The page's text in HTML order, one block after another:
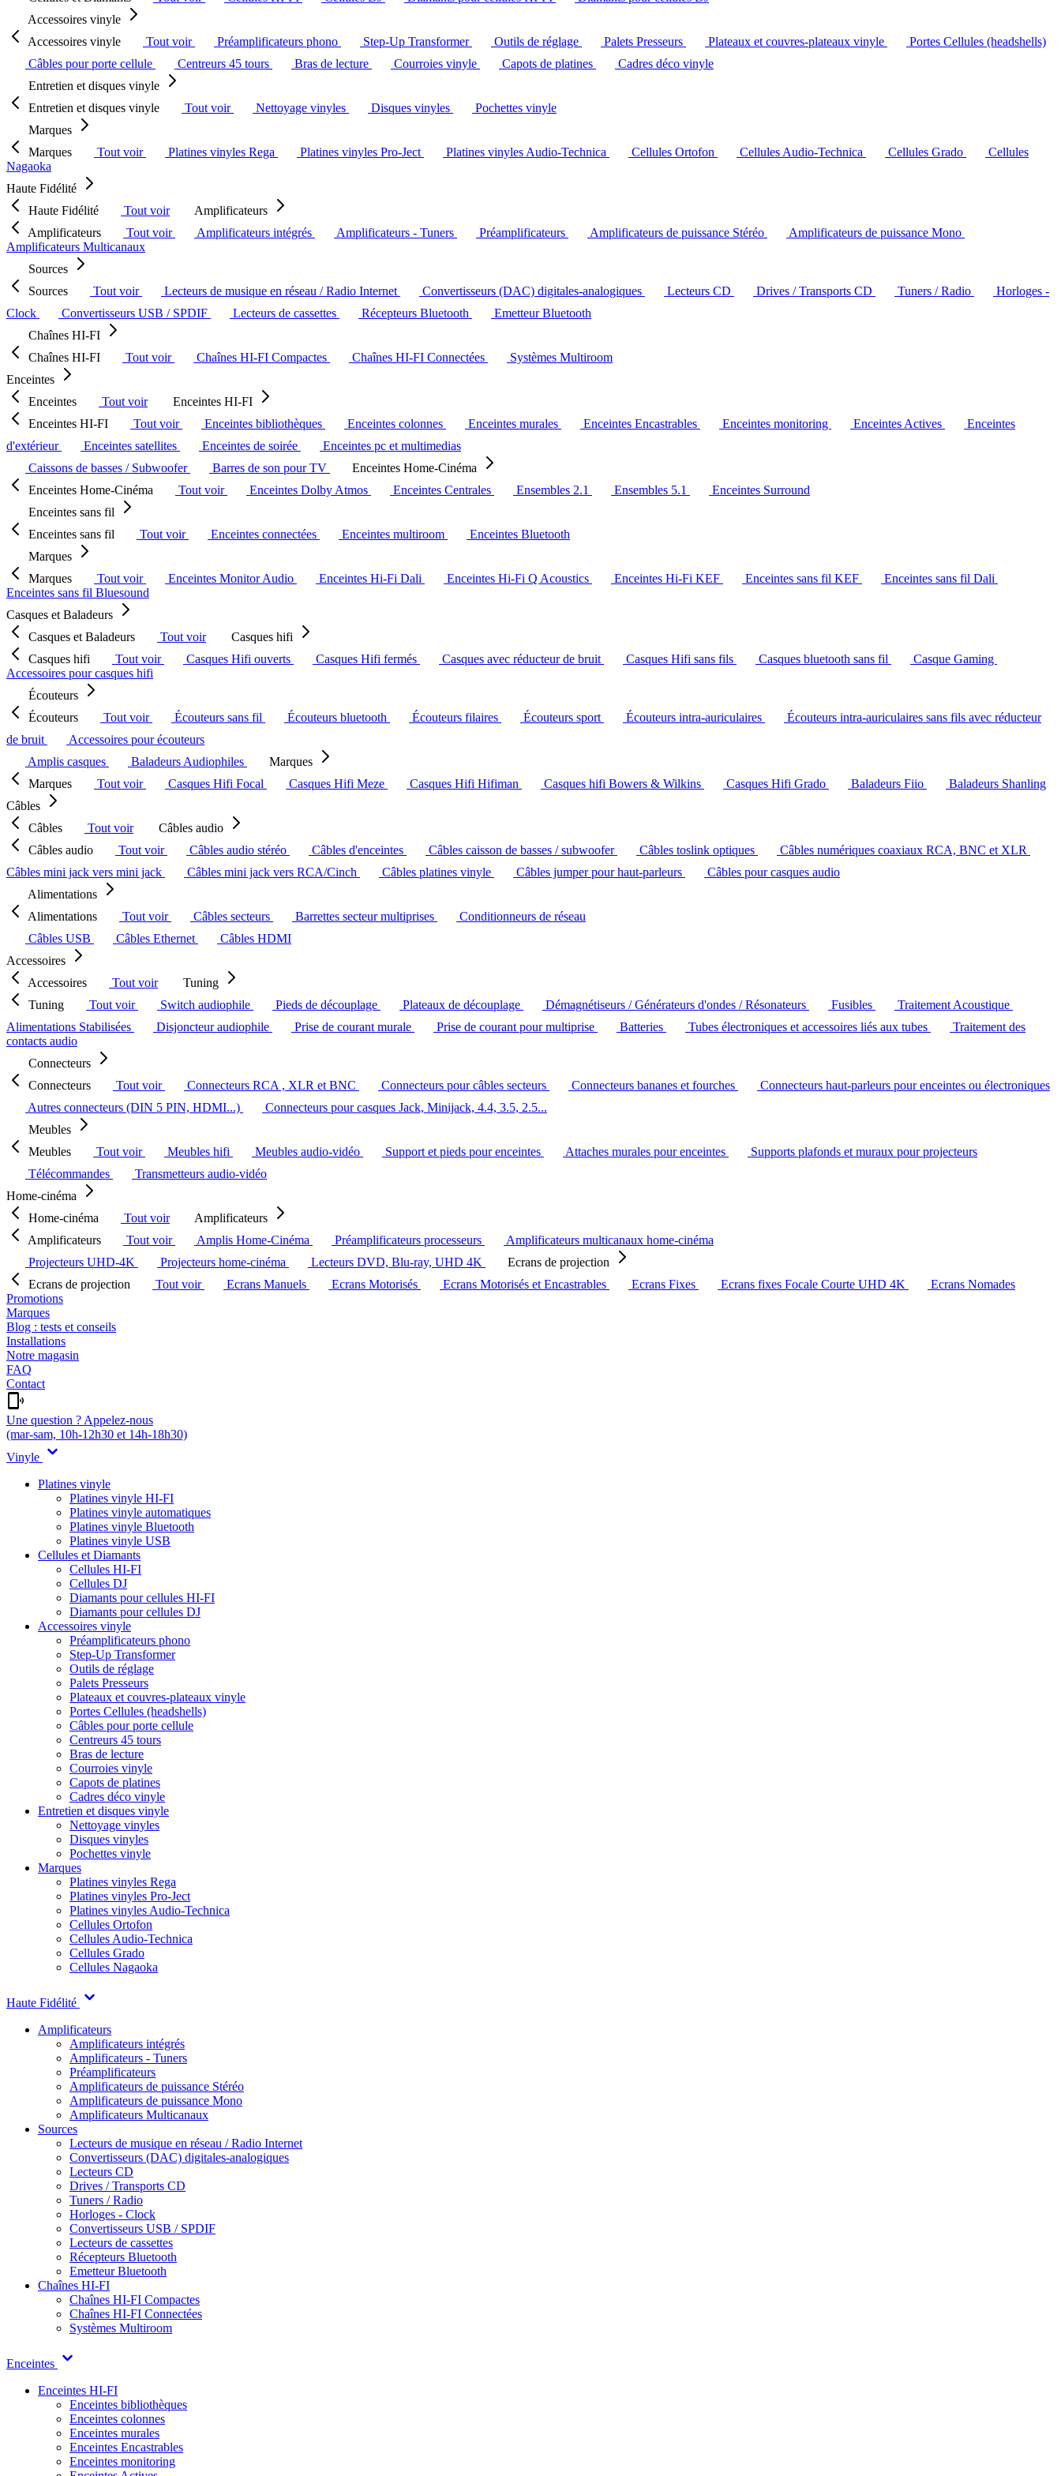
Accessoires vinyle
Accessoires vinyle
Tout voir Préamplificateurs phono Step-Up Transformer Outils de réglage Palets Presseurs Plateaux et couvres-plateaux vinyle
Portes Cellules (headshells)
Câbles pour porte cellule
Centreurs 45 tours Bras de lecture Courroies vinyle Capots de platines
Cadres déco vinyle
Entretien et disques vinyle
Entretien et disques vinyle
Tout voir Nettoyage vinyles Disques vinyles
Pochettes vinyle
Marques
Marques
Tout voir Platines vinyles Rega Platines vinyles Pro-Ject Platines vinyles Audio-Technica Cellules Ortofon Cellules Audio-Technica Cellules Grado
Cellules
Nagaoka
Haute Fidélité
Haute Fidélité
Tout voir
Amplificateurs
Amplificateurs
Tout voir Amplificateurs intégrés Amplificateurs - Tuners Préamplificateurs Amplificateurs de puissance Stéréo
Amplificateurs de puissance Mono
Amplificateurs Multicanaux
Sources
Sources
Tout voir Lecteurs de musique en réseau / Radio Internet Convertisseurs (DAC) digitales-analogiques Lecteurs CD Drives / Transports CD Tuners / Radio
Horloges -
Clock
Convertisseurs USB / SPDIF Lecteurs de cassettes Récepteurs Bluetooth
Emetteur Bluetooth
Chaînes HI-FI
Chaînes HI-FI
Tout voir Chaînes HI-FI Compactes Chaînes HI-FI Connectées
Systèmes Multiroom
Enceintes
Enceintes
Tout voir
Enceintes HI-FI
Enceintes HI-FI
Tout voir Enceintes bibliothèques Enceintes colonnes Enceintes murales Enceintes Encastrables Enceintes monitoring Enceintes Actives
Enceintes
d'extérieur
Enceintes satellites Enceintes de soirée
Enceintes pc et multimedias
Caissons de basses / Subwoofer
Barres de son pour TV
Enceintes Home-Cinéma
Enceintes Home-Cinéma
Tout voir Enceintes Dolby Atmos Enceintes Centrales Ensembles 2.1 Ensembles 5.1
Enceintes Surround
Enceintes sans fil
Enceintes sans fil
Tout voir Enceintes connectées Enceintes multiroom
Enceintes Bluetooth
Marques
Marques
Tout voir Enceintes Monitor Audio Enceintes Hi-Fi Dali Enceintes Hi-Fi Q Acoustics Enceintes Hi-Fi KEF Enceintes sans fil KEF
Enceintes sans fil Dali
Enceintes sans fil Bluesound
Casques et Baladeurs
Casques et Baladeurs
Tout voir
Casques hifi
Casques hifi
Tout voir Casques Hifi ouverts Casques Hifi fermés Casques avec réducteur de bruit Casques Hifi sans fils Casques bluetooth sans fil
Casque Gaming
Accessoires pour casques hifi
Écouteurs
Écouteurs
Tout voir Écouteurs sans fil Écouteurs bluetooth Écouteurs filaires Écouteurs sport Écouteurs intra-auriculaires
Écouteurs intra-auriculaires sans fils avec réducteur
de bruit
Accessoires pour écouteurs
Amplis casques
Baladeurs Audiophiles
Marques
Marques
Tout voir Casques Hifi Focal Casques Hifi Meze Casques Hifi Hifiman Casques hifi Bowers & Wilkins Casques Hifi Grado Baladeurs Fiio
Baladeurs Shanling
Câbles
Câbles
Tout voir
Câbles audio
Câbles audio
Tout voir Câbles audio stéréo Câbles d'enceintes Câbles caisson de basses / subwoofer Câbles toslink optiques
Câbles numériques coaxiaux RCA, BNC et XLR
Câbles mini jack vers mini jack
Câbles mini jack vers RCA/Cinch Câbles platines vinyle Câbles jumper pour haut-parleurs
Câbles pour casques audio
Alimentations
Alimentations
Tout voir Câbles secteurs Barrettes secteur multiprises
Conditionneurs de réseau
Câbles USB
Câbles Ethernet
Câbles HDMI
Accessoires
Accessoires
Tout voir
Tuning
Tuning
Tout voir Switch audiophile Pieds de découplage Plateaux de découplage Démagnétiseurs / Générateurs d'ondes / Résonateurs Fusibles
Traitement Acoustique
Alimentations Stabilisées
Disjoncteur audiophile Prise de courant murale Prise de courant pour multiprise Batteries Tubes électroniques et accessoires liés aux tubes
Traitement des
contacts audio
Connecteurs
Connecteurs
Tout voir Connecteurs RCA , XLR et BNC Connecteurs pour câbles secteurs Connecteurs bananes et fourches
Connecteurs haut-parleurs pour enceintes ou électroniques
Autres connecteurs (DIN 5 PIN, HDMI...)
Connecteurs pour casques Jack, Minijack, 4.4, 3.5, 2.5...
Meubles
Meubles
Tout voir Meubles hifi Meubles audio-vidéo Support et pieds pour enceintes Attaches murales pour enceintes
Supports plafonds et muraux pour projecteurs
Télécommandes
Transmetteurs audio-vidéo
Home-cinéma
Home-cinéma
Tout voir
Amplificateurs
Amplificateurs
Tout voir Amplis Home-Cinéma Préamplificateurs processeurs
Amplificateurs multicanaux home-cinéma
Projecteurs UHD-4K
Projecteurs home-cinéma Lecteurs DVD, Blu-ray, UHD 4K
Ecrans de projection
Ecrans de projection
Tout voir Ecrans Manuels Ecrans Motorisés Ecrans Motorisés et Encastrables Ecrans Fixes Ecrans fixes Focale Courte UHD 4K
Ecrans Nomades
Promotions
Marques
Blog : tests et conseils
Installations
Notre magasin
FAQ
Contact
Une question ? Appelez-nous
(mar-sam, 10h-12h30 et 14h-18h30)
Vinyle
Platines vinyle
Platines vinyle HI-FI
Platines vinyle automatiques
Platines vinyle Bluetooth
Platines vinyle USB
Cellules et Diamants
Cellules HI-FI
Cellules DJ
Diamants pour cellules HI-FI
Diamants pour cellules DJ
Accessoires vinyle
Préamplificateurs phono
Step-Up Transformer
Outils de réglage
Palets Presseurs
Plateaux et couvres-plateaux vinyle
Portes Cellules (headshells)
Câbles pour porte cellule
Centreurs 45 tours
Bras de lecture
Courroies vinyle
Capots de platines
Cadres déco vinyle
Entretien et disques vinyle
Nettoyage vinyles
Disques vinyles
Pochettes vinyle
Marques
Platines vinyles Rega
Platines vinyles Pro-Ject
Platines vinyles Audio-Technica
Cellules Ortofon
Cellules Audio-Technica
Cellules Grado
Cellules Nagaoka
Haute Fidélité
Amplificateurs
Amplificateurs intégrés
Amplificateurs - Tuners
Préamplificateurs
Amplificateurs de puissance Stéréo
Amplificateurs de puissance Mono
Amplificateurs Multicanaux
Sources
Lecteurs de musique en réseau / Radio Internet
Convertisseurs (DAC) digitales-analogiques
Lecteurs CD
Drives / Transports CD
Tuners / Radio
Horloges - Clock
Convertisseurs USB / SPDIF
Lecteurs de cassettes
Récepteurs Bluetooth
Emetteur Bluetooth
Chaînes HI-FI
Chaînes HI-FI Compactes
Chaînes HI-FI Connectées
Systèmes Multiroom
Enceintes
Enceintes HI-FI
Enceintes bibliothèques
Enceintes colonnes
Enceintes murales
Enceintes Encastrables
Enceintes monitoring